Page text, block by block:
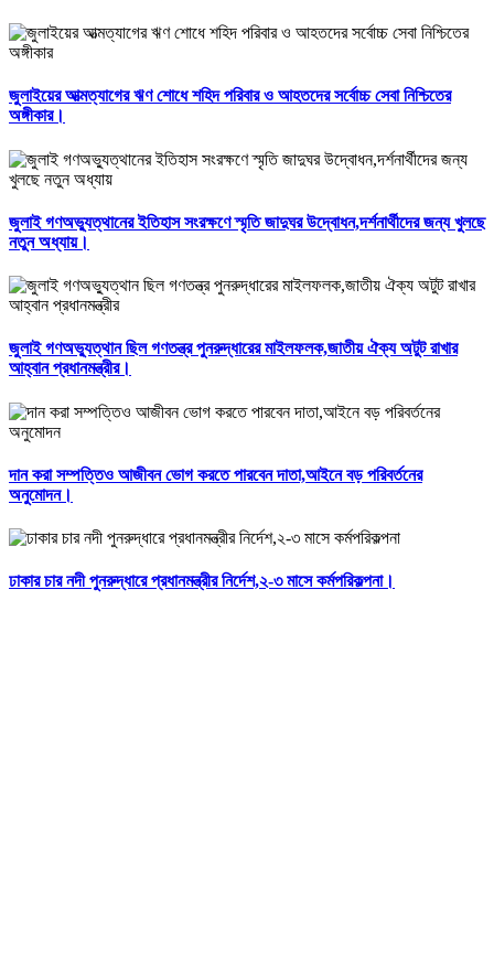
জুলাইয়ের আত্মত্যাগের ঋণ শোধে শহিদ পরিবার ও আহতদের সর্বোচ্চ সেবা নিশ্চিতের
অঙ্গীকার।
জুলাই গণঅভ্যুত্থানের ইতিহাস সংরক্ষণে স্মৃতি জাদুঘর উদ্বোধন,দর্শনার্থীদের জন্য খুলছে
নতুন অধ্যায়।
জুলাই গণঅভ্যুত্থান ছিল গণতন্ত্র পুনরুদ্ধারের মাইলফলক,জাতীয় ঐক্য অটুট রাখার
আহ্বান প্রধানমন্ত্রীর।
দান করা সম্পত্তিও আজীবন ভোগ করতে পারবেন দাতা,আইনে বড় পরিবর্তনের
অনুমোদন।
ঢাকার চার নদী পুনরুদ্ধারে প্রধানমন্ত্রীর নির্দেশ,২-৩ মাসে কর্মপরিকল্পনা।